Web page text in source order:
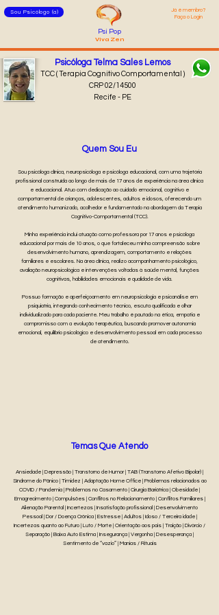
Sou Psicólogo (a)
Já é membro?
Faça o Login
Psi Pop
Viva Zen
Psicóloga Telma Sales Lemos
TCC ( Terapia Cognitivo Comportamental )
CRP 02/14500
Recife - PE
Quem Sou Eu
Sou psicóloga clínica, neuropsicóloga e psicóloga educacional, com uma trajetória
profissional construída ao longo de mais de 17 anos de experiência na área clínica
e educacional. Atuo com dedicação ao cuidado emocional, cognitivo e
comportamental de crianças, adolescentes, adultos e idosos, oferecendo um
atendimento humanizado, acolhedor e fundamentado na abordagem da Terapia
Cognitivo-Comportamental (TCC).
Minha experiência inclui atuação como professora por 17 anos e psicóloga
educacional por mais de 10 anos, o que fortaleceu minha compreensão sobre
desenvolvimento humano, aprendizagem, comportamento e relações
familiares e escolares. Na área clínica, realizo acompanhamento psicológico,
avaliação neuropsicológica e intervenções voltadas à saúde mental, funções
cognitivas, habilidades emocionais e qualidade de vida.
Possuo formação e aperfeiçoamento em neuropsicologia e psicanálise em
psiquiatria, integrando conhecimento técnico, escuta qualificada e olhar
individualizado para cada paciente. Meu trabalho é pautado na ética, empatia e
compromisso com a evolução terapêutica, buscando promover autonomia
emocional, equilíbrio psicológico e desenvolvimento pessoal em cada processo
de atendimento.
Ansiedade | Depressão | Transtorno de Humor | TAB (Transtorno Afetivo Bipolar) |
Síndrome do Pânico | Timidez | Adaptação Home Office | Problemas relacionados ao
COVID / Pandemia | Problemas no Casamento | Cirurgia Bariátrica | Obesidade |
Emagrecimento | Compulsões | Conflitos no Relacionamento | Conflitos Familiares |
Alienação Parental | Incertezas | Insatisfação profissional | Desenvolvimento
Pessoal | Dor / Doença Crônica | Estresse | Adultos | Idoso / Terceira idade |
Incertezas quanto ao Futuro | Luto / Morte | Orientação aos pais | Traição | Divórcio /
Separação | Baixa Auto Estima | Insegurança | Vergonha | Desesperança |
Sentimento de “vazio” | Manias / Rituais
Temas Que Atendo